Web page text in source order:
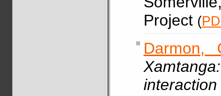
Project (
Darmon,